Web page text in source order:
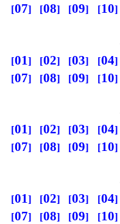
07
08 09 10
01 02 03 04
07
08 09 10
01 02 03 04
07
08 09 10
01 02 03 04
07
08 09 10